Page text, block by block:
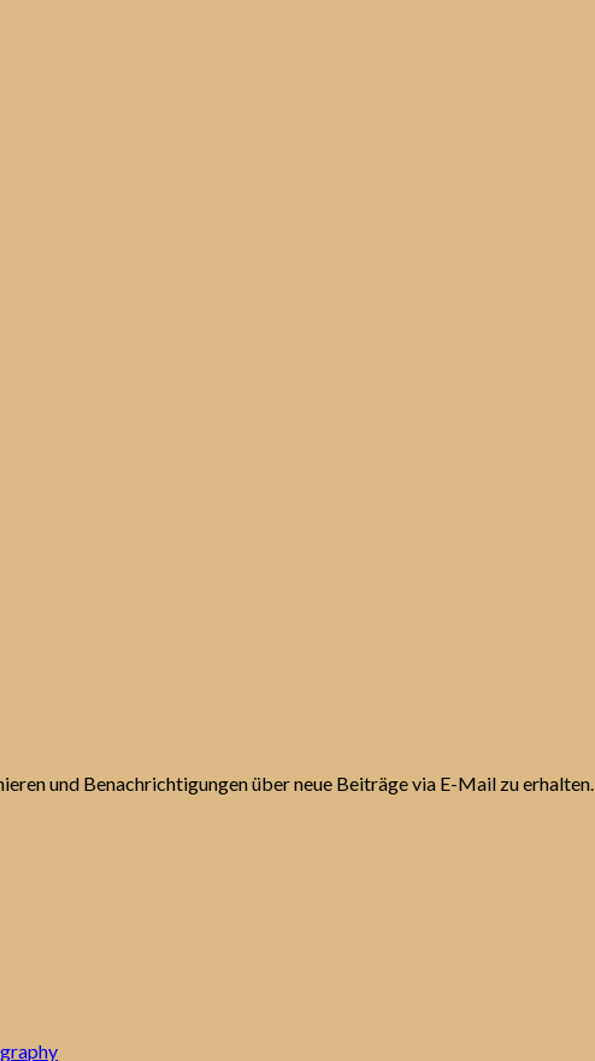
und Benachrichtigungen über neue Beiträge via E-Mail zu erhalten.